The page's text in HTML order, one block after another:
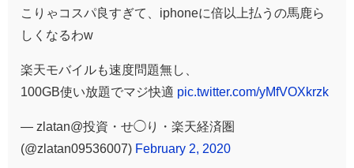
こりゃコスパ良すぎて、iphoneに倍以上払うの馬鹿ら
しくなるわw
楽天モバイルも速度問題無し、
100GB使い放題でマジ快適 pic.twitter.com/yMfVOXkrzk
— zlatan@投資・せ◯り・楽天経済圏
(@zlatan09536007) February 2, 2020